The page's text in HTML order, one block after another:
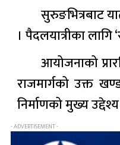
सुरुङभित्रबाट
। पैदलयात्रीका लागि
आयोजनाको
राजमार्गको उक्त
निर्माणको मुख्य
- ADVERTISEMENT -